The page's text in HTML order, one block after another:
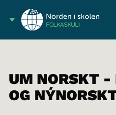
FÓLKASKÚLI
UM NORSKT -
OG